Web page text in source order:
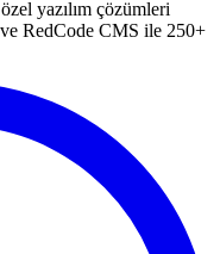
yazılım çözümleri
RedCode CMS ile 250+